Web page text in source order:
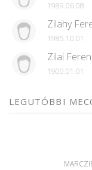
1989.06.08
Zilahy
1985.10.01
Zilai
1900.01.01
LEGUTÓBBI